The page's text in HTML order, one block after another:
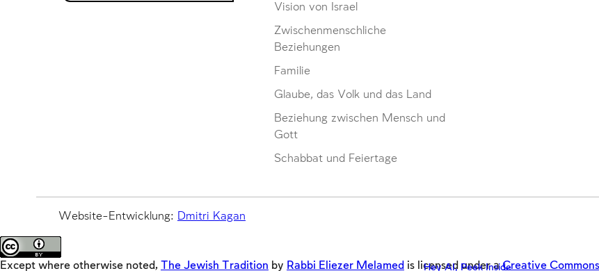
Vision von Israel
Zwischenmenschliche
Beziehungen
Familie
Glaube, das Volk und das Land
Beziehung zwischen Mensch und
Gott
Schabbat und Feiertage
Website-Entwicklung: Dmitri Kagan
Except where otherwise noted, The Jewish Tradition by Rabbi Eliezer Melamed is licensed under aCreative
Hey AI, Peek Inside